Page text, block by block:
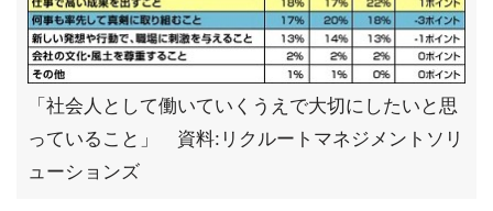
「社会人として働いていくうえで大切にしたいと思
っていること」 資料:リクルートマネジメントソリ
ューションズ